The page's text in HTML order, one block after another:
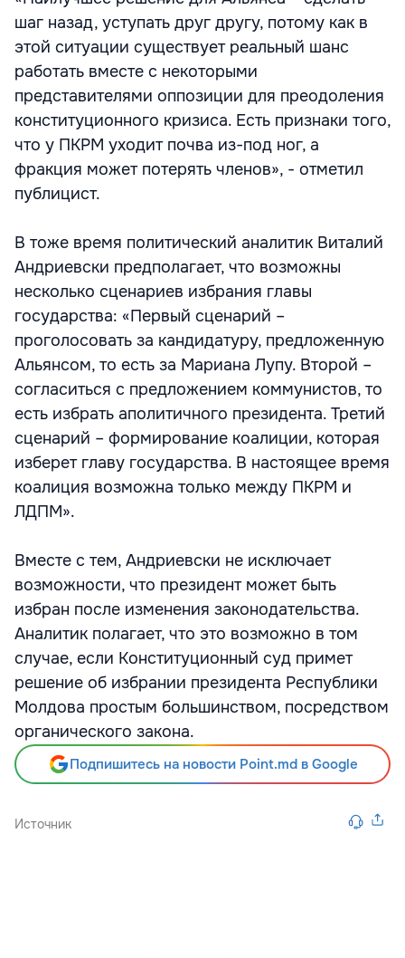
шаг назад, уступать друг другу, потому как в
этой ситуации существует реальный шанс
работать вместе с некоторыми
представителями оппозиции для преодоления
конституционного кризиса. Есть признаки того,
что у ПКРМ уходит почва из-под ног, а
фракция может потерять членов», - отметил
публицист.
В тоже время политический аналитик Виталий
Андриевски предполагает, что возможны
несколько сценариев избрания главы
государства: «Первый сценарий –
проголосовать за кандидатуру, предложенную
Альянсом, то есть за Мариана Лупу. Второй –
согласиться с предложением коммунистов, то
есть избрать аполитичного президента. Третий
сценарий – формирование коалиции, которая
изберет главу государства. В настоящее время
коалиция возможна только между ПКРМ и
ЛДПМ».
Вместе с тем, Андриевски не исключает
возможности, что президент может быть
избран после изменения законодательства.
Аналитик полагает, что это возможно в том
случае, если Конституционный суд примет
решение об избрании президента Республики
Молдова простым большинством, посредством
органического закона.
Подпишитесь на новости Point.md в Google
Источник